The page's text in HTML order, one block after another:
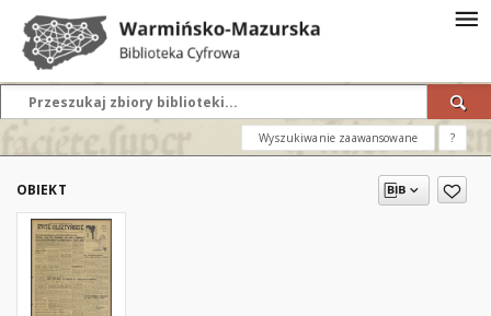
Wyszukiwanie zaawansowane ?
OBIEKT